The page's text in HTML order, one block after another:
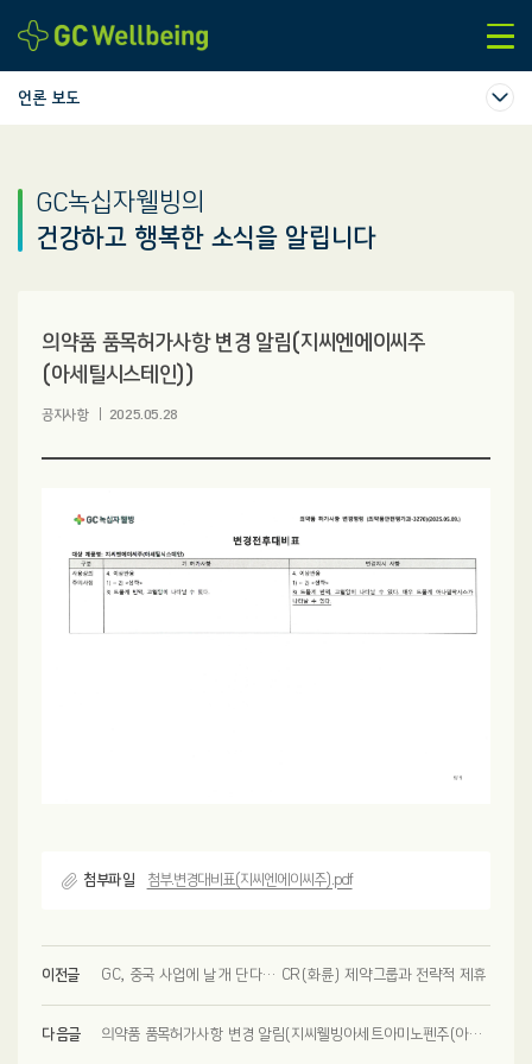
언론 보도
GC녹십자웰빙의
건강하고 행복한 소식을 알립니다
의약품 품목허가사항 변경 알림(지씨엔에이씨주
(아세틸시스테인))
공지사항 2025.05.28
첨부파일 첨부.변경대비표(지씨엔에이씨주).pdf
이전글 GC, 중국 사업에 날개 단다… CR(화륜) 제약그룹과 전략적 제휴
다음글 의약품 품목허가사항 변경 알림(지씨웰빙아세트아미노펜주(아세트아미노펜))